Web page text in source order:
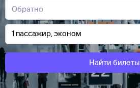
Найти билеты